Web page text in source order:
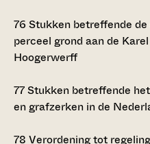
76 Stukken betreffende
perceel grond aan de
Hoogerwerff
77Stukken betreffende
en grafzerken in de
78 Verordening tot